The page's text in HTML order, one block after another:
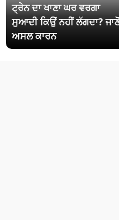
ਟ੍ਰੇਨ ਦਾ ਖਾਣਾ ਘਰ ਵਰਗਾ
ਸੁਆਦੀ ਕਿਉਂ ਨਹੀਂ ਲੱਗਦਾ?
ਅਸਲ ਕਾਰਨ